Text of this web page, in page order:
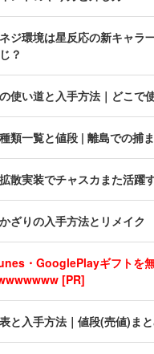
ネジ環境は星反応の新キャラ
？
使い道と入手方法｜どこで
類一覧と値段 | 離島での捕
散実装でチャスカまた活躍
ざりの入手方法とリメイク
・GooglePlayギフトを
[PR]
と入手方法｜値段(売値)ま